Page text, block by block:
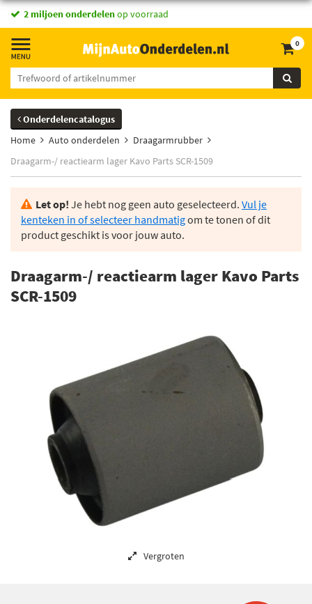
2 miljoen onderdelenop voorraad
0
Onderdelencatalogus
Home
Auto onderdelen
Draagarmrubber
Draagarm-/ reactiearm lager Kavo Parts SCR-1509
Let op! Je hebt nog geen auto geselecteerd. Vul je
kenteken in of selecteer handmatigom te tonen of dit
product geschikt is voor jouw auto.
Draagarm-/ reactiearm lager Kavo Parts
SCR-1509
Vergroten